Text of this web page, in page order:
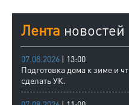
Лента новостей
07.08.2026 | 13:00
Подготовка дома к зиме и
сделать УК.